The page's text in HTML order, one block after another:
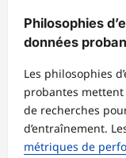
Philosophies
données
Les philosophies
probantes mettent
de recherches
d’entraînement.
métriques de